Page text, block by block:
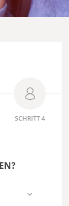
SCHRITT 4